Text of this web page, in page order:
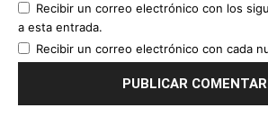
Recibir un correo electrónico con los
a esta entrada.
Recibir un correo electrónico con cada